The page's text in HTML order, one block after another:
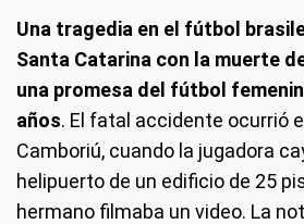
Una tragedia en el fútbol
Santa Catarina con la muerte
una promesa del fútbol
años. El fatal accidente ocurrió
Camboriú, cuando la jugadora
helipuerto de un edificio de 25
hermano filmaba un video. La